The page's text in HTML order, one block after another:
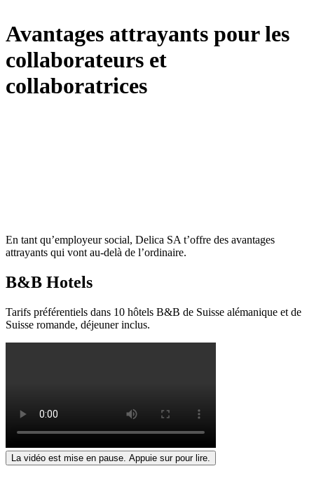
Avantages attrayants pour les
collaborateurs et
collaboratrices
En tant qu’employeur social, Delica SA t’offre des avantages
attrayants qui vont au-delà de l’ordinaire.
B&B Hotels
Tarifs préférentiels dans 10 hôtels B&B de Suisse alémanique et de
Suisse romande, déjeuner inclus.
La vidéo est mise en pause. Appuie sur pour lire.